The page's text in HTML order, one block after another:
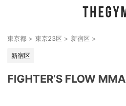
東京都 > 東京23区 > 新宿区 >
新宿区
FIGHTER’S FLOW MMA